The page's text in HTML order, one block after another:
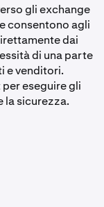
gli exchange
consentono agli
dai
di una parte
e venditori.
eseguire gli
la sicurezza.